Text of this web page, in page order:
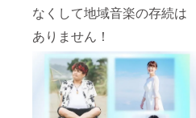
なくして地域音楽の存続は
ありません！